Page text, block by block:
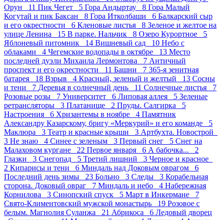
Орун 11 Пик Чегет 5 Гора Андыртау 8 Гора Малый
Когутай и пик Баксан 8 Гора Итколбаши 6 Балкарский сыр
и его окрестности 6 Кленовые листья 8 Зеленое и желтое на
улице Ленина 15 В парке. Нальчик 8 Озеро Курортное 5
Яблоневый питомник 14 Вишневый сад 10 Небо с
облаками 4 Чегемские водопады в октябре 13 Место
последней дуэли Михаила Лермонтова 7 Античный
проспект и его окрестности 11 Башни 7 365-я зенитная
батарея 18 Взрыв 4 Красный, зеленый и желтый 13 Сосны
и тени 7 Деревья в солнечный день 11 Солнечные листья 7
Розовые розы 7 Университет 6 Липовая аллея 5 Зеленые
ретрансляторы 3 Платанище 2 Пруды. Салгирка 5
Настроения 6 Хризантемы в ноябре 4 Памятник
Александру Казарскому, бригу «Меркурий» и его команде 5
Маклюра 3 Театр и красные крыши 3 Артбухта. Новострой
3 Не знаю 4 Синее с зеленым 3 Первый снег 5 Снег на
Малаховом кургане 22 Первое января 6 А бабочка... 2
Глазки 3 Снегопад 5 Третий лишний 3 Черное и красное
2 Кипарисы и тени 6 Миндаль над Доковым оврагом 6
Последний день зимы 23 Больно 3 Следы 3 Корабельная
сторона. Доковый овраг 7 Миндаль и небо 4 Набережная
Корнилова 3 Синопский спуск 5 Март в Инкермане 7
Свято-Климентовский мужской монастырь 19 Розовое с
белым. Магнолия Суланжа 21 Абрикоса 6 Ледовый дворец